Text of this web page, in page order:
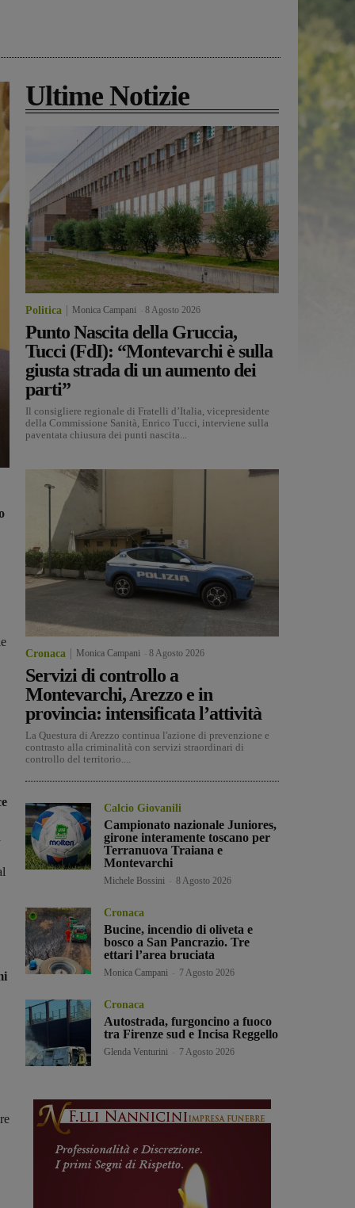
Ultime Notizie
Politica Monica Campani 8 Agosto 2026
Punto Nascita della Gruccia,
Tucci (FdI): “Montevarchi è sulla
giusta strada di un aumento dei
parti”
Il consigliere regionale di Fratelli d’Italia, vicepresidente
della Commissione Sanità, Enrico Tucci, interviene sulla
paventata chiusura dei punti nascita...
Cronaca Monica Campani 8 Agosto 2026
Servizi di controllo a
Montevarchi, Arezzo e in
provincia: intensificata l’attività
La Questura di Arezzo continua l'azione di prevenzione e
contrasto alla criminalità con servizi straordinari di
controllo del territorio....
Calcio Giovanili
Campionato nazionale Juniores,
girone interamente toscano per
Terranuova Traiana e
Montevarchi
Michele Bossini 8 Agosto 2026
Cronaca
Bucine, incendio di oliveta e
bosco a San Pancrazio. Tre
ettari l’area bruciata
Monica Campani 7 Agosto 2026
Cronaca
Autostrada, furgoncino a fuoco
tra Firenze sud e Incisa Reggello
Glenda Venturini 7 Agosto 2026